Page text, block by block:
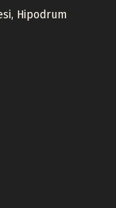
Hipodrum